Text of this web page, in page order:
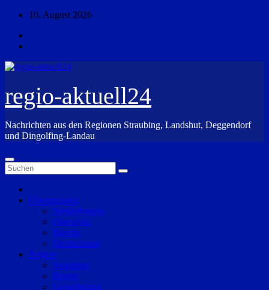
Zum
springen
10. August 2026
regio-aktuell24
Nachrichten aus den Regionen Straubing, Landshut, Deggendorf
und Dingolfing-Landau
Überregional
Niederbayern
Oberpfalz
Bayern
Deutschland
Region
Straubing
Bogen
Geiselhöring